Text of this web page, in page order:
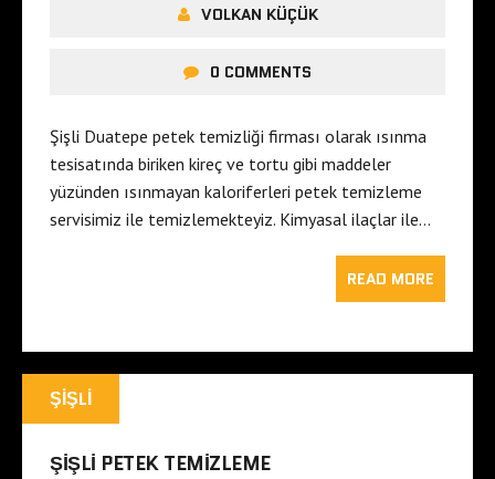
VOLKAN KÜÇÜK
0 COMMENTS
Şişli Duatepe petek temizliği firması olarak ısınma
tesisatında biriken kireç ve tortu gibi maddeler
yüzünden ısınmayan kaloriferleri petek temizleme
servisimiz ile temizlemekteyiz. Kimyasal ilaçlar ile…
READ MORE
ŞIŞLI
ŞIŞLI PETEK TEMIZLEME